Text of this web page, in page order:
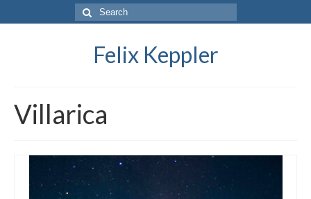
Search
for:
Felix Keppler
Villarica